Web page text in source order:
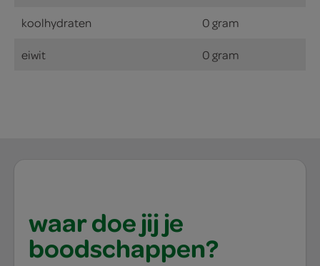
koolhydraten 0 gram
eiwit 0 gram
waar doe jij je
boodschappen?